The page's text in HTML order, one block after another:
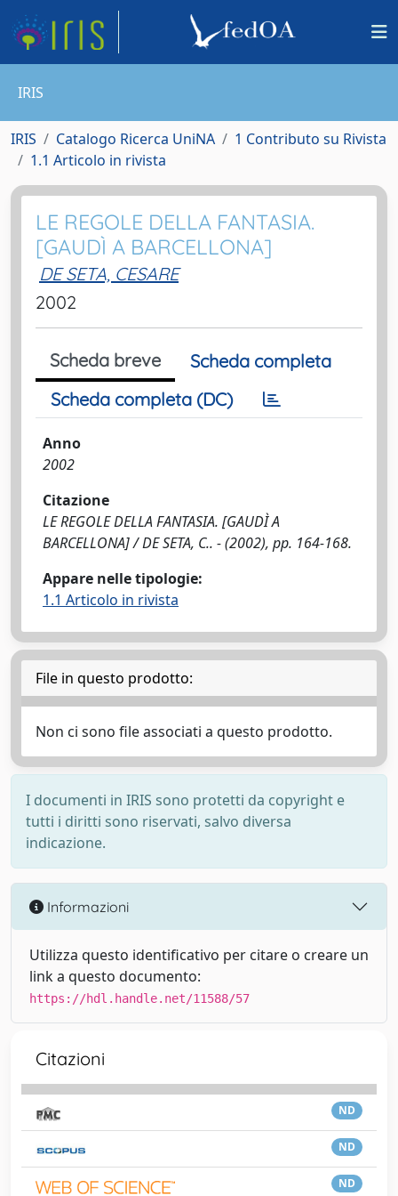
IRIS
IRIS Catalogo Ricerca UniNA
1 Contributo su Rivista
1.1 Articolo in rivista
LE REGOLE DELLA FANTASIA.
[GAUDÌ A BARCELLONA]
DE SETA, CESARE
2002
Scheda breve
Scheda completa
Scheda completa (DC)
Anno
2002
Citazione
LE REGOLE DELLA FANTASIA. [GAUDÌ A
BARCELLONA] / DE SETA, C.. - (2002), pp. 164-168.
Appare nelle tipologie:
1.1 Articolo in rivista
File in questo prodotto:
Non ci sono file associati a questo prodotto.
I documenti in IRIS sono protetti da copyright e
tutti i diritti sono riservati, salvo diversa
indicazione.
Informazioni
Utilizza questo identificativo per citare o creare un
link a questo documento:
https://hdl.handle.net/11588/57
Citazioni
ND
ND
ND